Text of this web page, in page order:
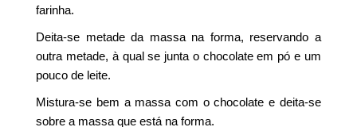
farinha.
Deita-se metade da massa na forma, reservando a
outra metade, à qual se junta o chocolate em pó e um
pouco de leite.
Mistura-se bem a massa com o chocolate e deita-se
sobre a massa que está na forma.